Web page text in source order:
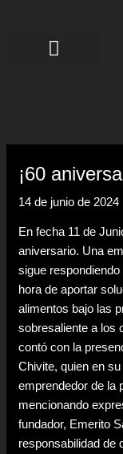
¡60
14 de junio de 2024
En fecha 11 de
aniversario. Una
sigue
hora de aportar
alimentos bajo las
sobresaliente a los
contó con la
Chivite, quien en
emprendedor de la
mencionando
fundador, Emerito
responsabilidad de